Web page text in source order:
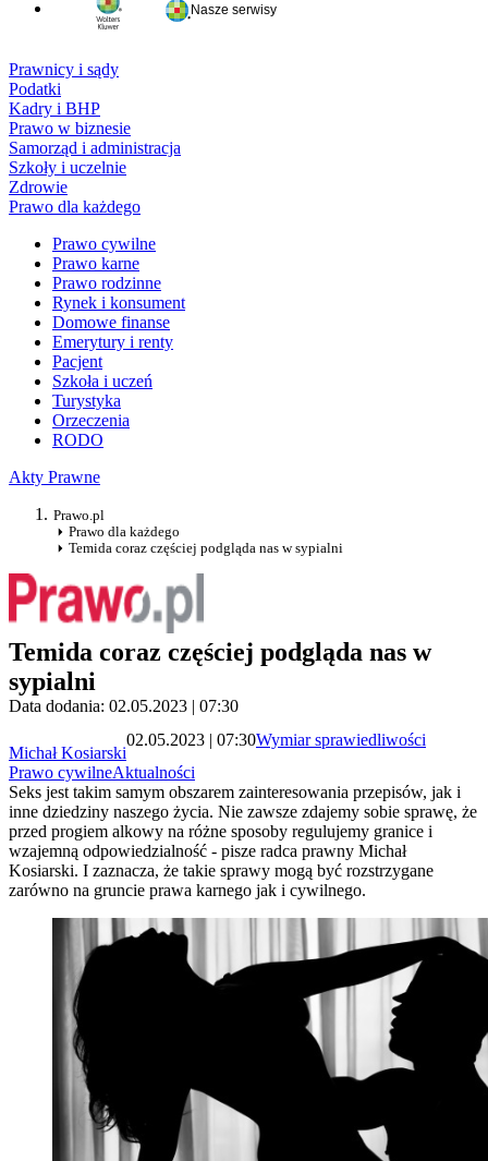
Nasze serwisy
Prawnicy i sądy
Podatki
Kadry i BHP
Prawo w biznesie
Samorząd i administracja
Szkoły i uczelnie
Zdrowie
Prawo dla każdego
Prawo cywilne
Prawo karne
Prawo rodzinne
Rynek i konsument
Domowe finanse
Emerytury i renty
Pacjent
Szkoła i uczeń
Turystyka
Orzeczenia
RODO
Akty Prawne
Prawo.pl
Prawo dla każdego
Temida coraz częściej podgląda nas w sypialni
Temida coraz częściej podgląda nas w
sypialni
Data dodania: 02.05.2023 | 07:30
Michał Kosiarski
02.05.2023 | 07:30Wymiar sprawiedliwości
Prawo cywilneAktualności
Seks jest takim samym obszarem zainteresowania przepisów, jak i
inne dziedziny naszego życia. Nie zawsze zdajemy sobie sprawę, że
przed progiem alkowy na różne sposoby regulujemy granice i
wzajemną odpowiedzialność - pisze radca prawny Michał
Kosiarski. I zaznacza, że takie sprawy mogą być rozstrzygane
zarówno na gruncie prawa karnego jak i cywilnego.